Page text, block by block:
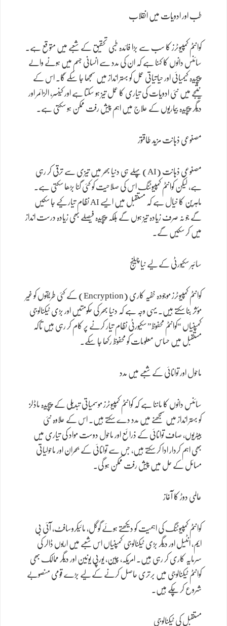
طب اور ادویات میں انقلاب
کوانٹم کمپیوٹرز کا سب سے بڑا فائدہ طبی تحقیق کے شعبے میں متوقع ہے۔
سائنس دانوں کا کہنا ہے کہ ان کی مدد سے انسانی جسم میں ہونے والے
پیچیدہ کیمیائی اور حیاتیاتی عمل کو بہتر انداز میں سمجھا جا سکے گا۔ اس کے
نتیجے میں نئی ادویات کی تیاری کا عمل تیز ہو سکتا ہے اور کینسر، الزائمر اور
دیگر پیچیدہ بیماریوں کے علاج میں اہم پیش رفت ممکن ہو سکتی ہے۔
مصنوعی ذہانت مزید طاقتور
مصنوعی ذہانت (AI) پہلے ہی دنیا بھر میں تیزی سے ترقی کر رہی
ہے، لیکن کوانٹم کمپیوٹنگ اس کی صلاحیت کو کئی گنا بڑھا سکتی ہے۔
ماہرین کا خیال ہے کہ مستقبل میں ایسے AI نظام تیار کیے جا سکیں
گے جو نہ صرف زیادہ تیز ہوں گے بلکہ پیچیدہ فیصلے بھی زیادہ درست انداز
میں کر سکیں گے۔
سائبر سکیورٹی کے لیے نیا چیلنج
کوانٹم کمپیوٹرز موجودہ خفیہ کاری (Encryption) کے کئی طریقوں کو غیر
مؤثر بنا سکتے ہیں۔ یہی وجہ ہے کہ دنیا بھر کی حکومتیں اور بڑی ٹیکنالوجی
کمپنیاں “کوانٹم محفوظ” سکیورٹی نظام تیار کرنے پر کام کر رہی ہیں تاکہ
مستقبل میں حساس معلومات کو محفوظ رکھا جا سکے۔
ماحول اور توانائی کے شعبے میں مدد
سائنس دانوں کا ماننا ہے کہ کوانٹم کمپیوٹرز موسمیاتی تبدیلی کے پیچیدہ ماڈلز
کو بہتر انداز میں سمجھنے میں مدد دے سکتے ہیں۔ اس کے علاوہ نئی
بیٹریوں، صاف توانائی کے ذرائع اور ماحول دوست مواد کی تیاری میں
بھی اہم کردار ادا کر سکتے ہیں، جس سے توانائی کے بحران اور ماحولیاتی
مسائل کے حل میں پیش رفت ممکن ہو گی۔
عالمی دوڑ کا آغاز
کوانٹم کمپیوٹنگ کی اہمیت کو دیکھتے ہوئے گوگل، مائیکروسافٹ، آئی بی
ایم، انٹیل اور دیگر بڑی ٹیکنالوجی کمپنیاں اس شعبے میں اربوں ڈالر کی
سرمایہ کاری کر رہی ہیں۔ امریکہ، چین، یورپی یونین اور دیگر ممالک بھی
کوانٹم ٹیکنالوجی میں برتری حاصل کرنے کے لیے بڑے قومی منصوبے
شروع کر چکے ہیں۔
مستقبل کی ٹیکنالوجی